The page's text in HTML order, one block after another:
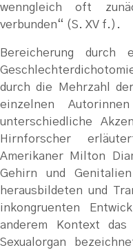
wenngleich oft
verbunden“ (S. XV f.).
Bereicherung durch
durch die Mehrzahl
einzelnen
unterschiedliche
Hirnforscher
Amerikaner Milton
Gehirn und
herausbildeten und
inkongruenten
anderem Kontext
Sexualorgan